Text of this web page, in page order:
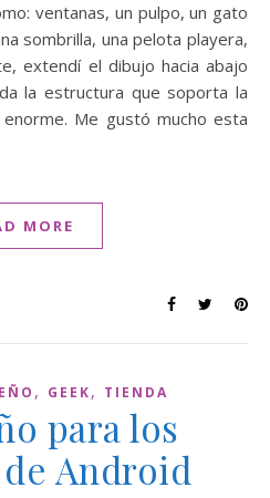
ventanas, un pulpo, un gato
sombrilla, una pelota playera,
extendí el dibujo hacia abajo
la estructura que soporta la
Me gustó mucho esta
MORE
, GEEK, TIENDA
para los
Android